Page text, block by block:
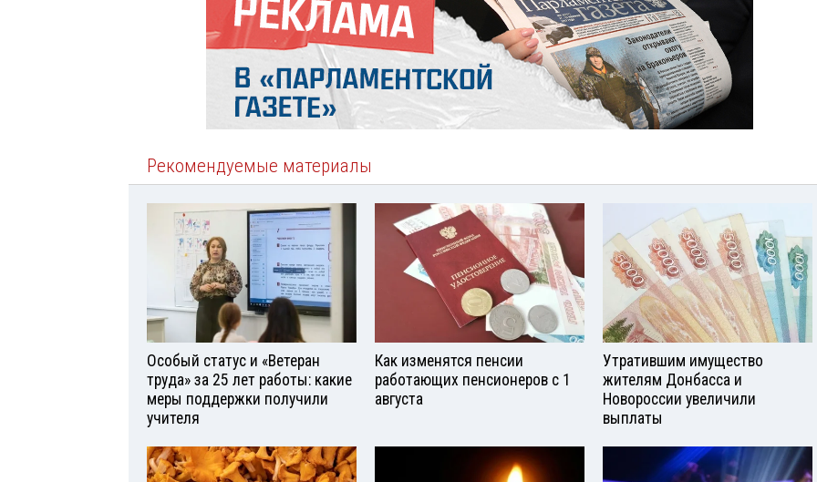
Рекомендуемые материалы
Особый статус и «Ветеран
труда» за 25 лет работы: какие
меры поддержки получили
учителя
Как изменятся пенсии
работающих пенсионеров с 1
августа
Утратившим имущество
жителям Донбасса и
Новороссии увеличили
выплаты